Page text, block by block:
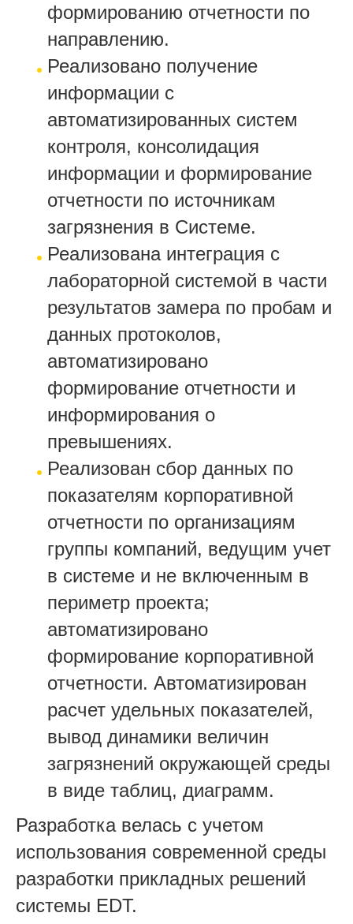
формированию отчетности по
направлению.
Реализовано получение
информации с
автоматизированных систем
контроля, консолидация
информации и формирование
отчетности по источникам
загрязнения в Системе.
Реализована интеграция с
лабораторной системой в части
результатов замера по пробам и
данных протоколов,
автоматизировано
формирование отчетности и
информирования о
превышениях.
Реализован сбор данных по
показателям корпоративной
отчетности по организациям
группы компаний, ведущим учет
в системе и не включенным в
периметр проекта;
автоматизировано
формирование корпоративной
отчетности. Автоматизирован
расчет удельных показателей,
вывод динамики величин
загрязнений окружающей среды
в виде таблиц, диаграмм.
Разработка велась с учетом
использования современной среды
разработки прикладных решений
системы EDT.